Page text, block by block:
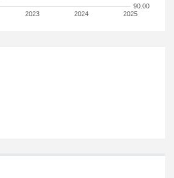
2023 2024 2025
90.00